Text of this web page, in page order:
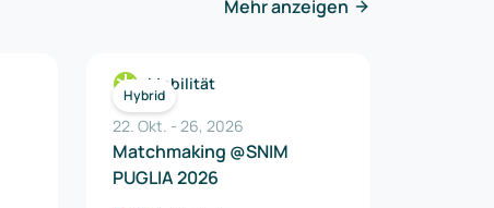
Mehr anzeigen
Hybrid
Mobilität
22. Okt. - 26, 2026
Matchmaking @SNIM
PUGLIA 2026